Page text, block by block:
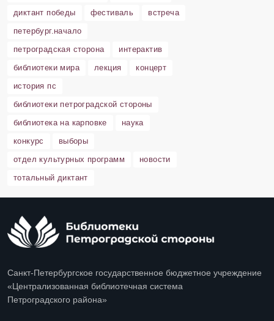
диктант победы
фестиваль
встреча
петербург.начало
петроградская сторона
интерактив
библиотеки мира
лекция
концерт
история пс
библиотеки петроградской стороны
библиотека на карповке
наука
конкурс
выборы
отдел культурных программ
новости
тотальный диктант
Санкт-Петербургское государственное бюджетное учреждение
«Централизованная библиотечная система
Петроградского района»